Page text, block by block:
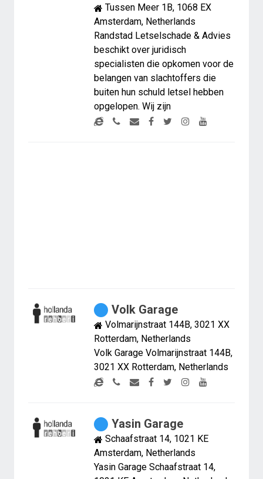
Tussen Meer 1B, 1068 EX
Amsterdam, Netherlands
Randstad Letselschade & Advies
beschikt over juridisch
specialisten die opkomen voor de
belangen van slachtoffers die
buiten hun schuld letsel hebben
opgelopen. Wij zijn
Volk Garage
Volmarijnstraat 144B, 3021 XX
Rotterdam, Netherlands
Volk Garage Volmarijnstraat 144B,
3021 XX Rotterdam, Netherlands
Yasin Garage
Schaafstraat 14, 1021 KE
Amsterdam, Netherlands
Yasin Garage Schaafstraat 14,